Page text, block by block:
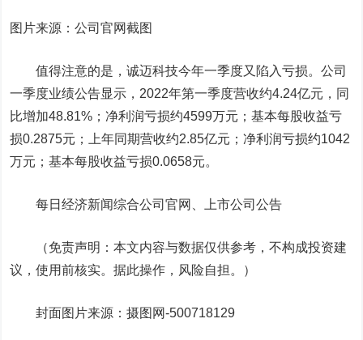
图片来源：公司官网截图
值得注意的是，诚迈科技今年一季度又陷入亏损。公司
一季度业绩公告显示，2022年第一季度营收约4.24亿元，同
比增加48.81%；净利润亏损约4599万元；基本每股收益亏
损0.2875元；上年同期营收约2.85亿元；净利润亏损约1042
万元；基本每股收益亏损0.0658元。
每日经济新闻综合公司官网、上市公司公告
（免责声明：本文内容与数据仅供参考，不构成投资建
议，使用前核实。据此操作，风险自担。）
封面图片来源：摄图网-500718129